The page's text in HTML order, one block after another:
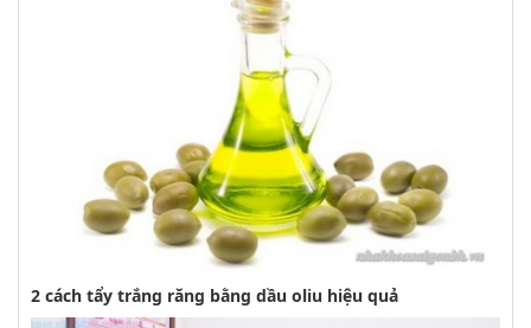
2 cách tẩy trắng răng bằng dầu oliu hiệu quả